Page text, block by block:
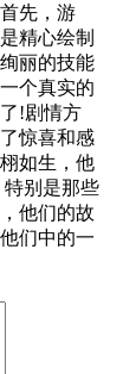
先，游
精心绘制
丽的技能
个真实的
!剧情方
惊喜和感
如生，他
别是那些
他们的故
们中的一